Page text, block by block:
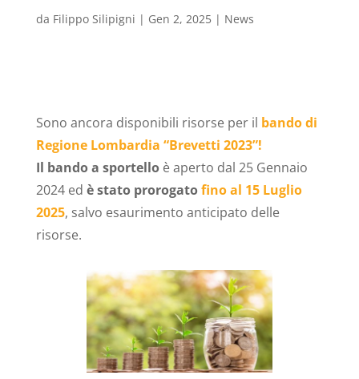
da Filippo Silipigni | Gen 2, 2025| News
Sono ancora disponibili risorse per il bando di
Regione Lombardia “Brevetti 2023”!
Il bando a sportello è aperto dal 25 Gennaio
2024 ed è stato prorogatofino al 15 Luglio
2025, salvo esaurimento anticipato delle
risorse.